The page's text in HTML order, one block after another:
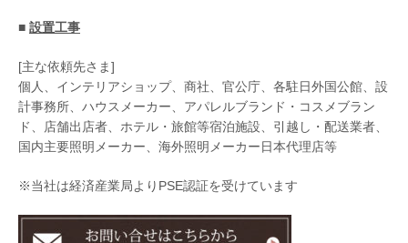
■ 設置工事
[主な依頼先さま]
個人、インテリアショップ、商社、官公庁、各駐日外国公館、設
計事務所、ハウスメーカー、アパレルブランド・コスメブラン
ド、店舗出店者、ホテル・旅館等宿泊施設、引越し・配送業者、
国内主要照明メーカー、海外照明メーカー日本代理店等
※当社は経済産業局よりPSE認証を受けています